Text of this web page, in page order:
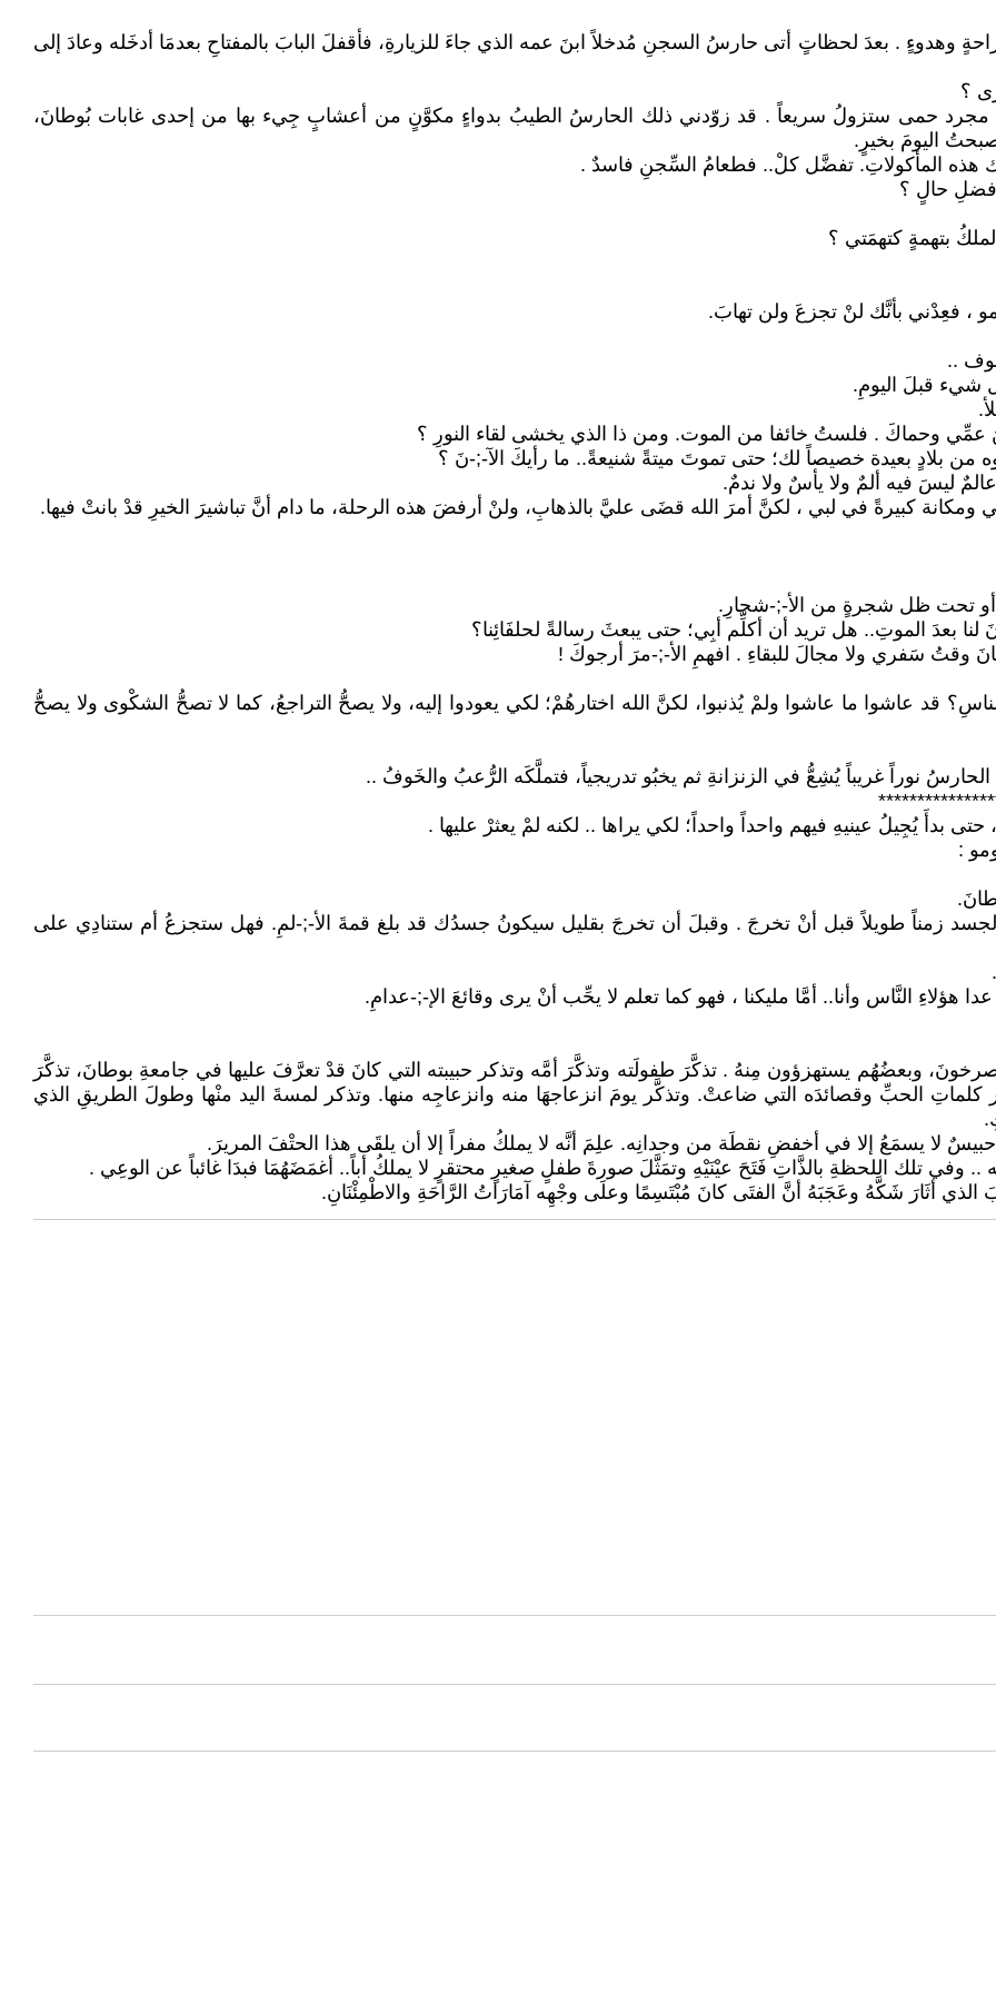
. بعدَ لحظاتٍ أتى حارسُ السجنِ مُدخلاً ابنَ عمه الذي جاءَ للزيارةِ، فأقفلَ البابَ بالمفتاحِ بعدمَا أدخَله وعادَ إلى
؟
حمى ستزولُ سريعاً . قد زوّدني ذلك الحارسُ الطيبُ بدواءٍ مكوَّنٍ من أعشابٍ جِيء بها من إحدى غابات بُوطانَ،
اليومَ بخيرٍ.
هذه المأكولاتِ. تفضَّل كلْ.. فطعامُ السِّجنِ فاسدٌ .
حالٍ ؟
بتهمةٍ كتهمَتي ؟
، فعِدْني بأنَّك لنْ تجزعَ ولن تهابَ.
..
شيء قبلَ اليومِ.
عمِّي وحماكَ . فلستُ خائفا من الموت. ومن ذا الذي يخشى لقاء النورِ ؟
بلادٍ بعيدة خصيصاً لك؛ حتى تموتَ ميتةً شنيعةً.. ما رأيكَ اﻵ-;-نَ ؟
ليسَ فيه ألمٌ ولا يأسٌ ولا ندمٌ.
ومكانة كبيرةً في لبي ، لكنَّ أمرَ الله قضَى عليَّ بالذهابِ، ولنْ أرفضَ هذه الرحلة، ما دام أنَّ تباشيرَ الخيرِ قدْ بانتْ فيها.
أو تحت ظل شجرةٍ من اﻷ-;-شجارِ.
بعدَ الموتِ.. هل تريد أن أكلِّم أبِي؛ حتى يبعثَ رسالةً لحلفَائِنا؟
وقتُ سَفري ولا مجالَ للبقاءِ . افهمِ اﻷ-;-مرَ أرجوكَ !
عاشوا ما عاشوا ولمْ يُذنبوا، لكنَّ الله اختارهُمْ؛ لكي يعودوا إليه، ولا يصحُّ التراجعُ، كما لا تصحُّ الشكْوى ولا يصحُّ
نوراً غريباً يُشِعُّ في الزنزانةِ ثم يخبُو تدريجياً، فتملَّكَه الرُّعبُ والخَوفُ ..
بدأَ يُجِيلُ عينيهِ فيهم واحداً واحداً؛ لكي يراها .. لكنه لمْ يعثرْ عليها .
:
زمناً طويلاً قبل أنْ تخرجَ . وقبلَ أن تخرجَ بقليل سيكونُ جسدُك قد بلغ قمةَ اﻷ-;-لمِ. فهل ستجزعُ أم ستنادِي على
هؤلاءِ النَّاس وأنا.. أمَّا مليكنا ، فهو كما تعلم لا يحِّب أنْ يرى وقائعَ اﻹ-;-عدامِ.
وبعضُهُم يستهزؤون مِنهُ . تذكَّرَ طفولَته وتذكَّرَ أمَّه وتذكر حبيبته التي كانَ قدْ تعرَّفَ عليها في جامعةِ بوطانَ، تذكَّرَ
كلماتِ الحبِّ وقصائدَه التي ضاعتْ. وتذكَّر يومَ انزعاجهَا منه وانزعاجِه منها. وتذكر لمسةَ اليد منْها وطولَ الطريقِ الذي
لا يسمَعُ إلا في أخفضِ نقطَة من وجدانِه. علِمَ أنَّه لا يملكُ مفراً إلا أن يلقَى هذا الحتْفَ المريرَ.
وفي تلك اللحظةِ بالذَّاتِ فَتَحَ عيْنَيْهِ وتمَثَّلَ صورةَ طفلٍ صغيرٍ محتقرٍ لا يملكُ أباً.. أغمَضَهُمَا فبدَا غائباً عن الوعِي .
أثَارَ شَكَّهُ وعَجَبَهُ أنَّ الفتَى كانَ مُبْتَسِمًا وعلَى وجْهِه آمَارَاتُ الرَّاحَةِ والاطْمِئْنَانِ.